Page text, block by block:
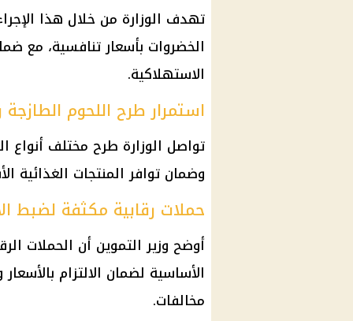
تهدف الوزارة من خلال هذا
الخضروات بأسعار تنافسية، مع
الاستهلاكية.
استمرار طرح اللحوم
تواصل الوزارة طرح مختلف أنواع
وضمان توافر المنتجات الغذائية
حملات رقابية مكثفة لضبط
أوضح وزير التموين أن الحملات
الأساسية لضمان الالتزام
مخالفات.